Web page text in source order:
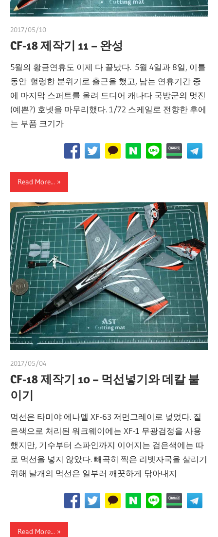
2017/05/10
CF-18 제작기 11 – 완성
5월의 황금연휴도 이제 다 끝났다. 5월 4일과 8일, 이틀
동안 헐렁한 분위기로 출근을 했고, 남는 연휴기간 중
에 마지막 스퍼트를 올려 드디어 캐나다 국방군의 멋진
(예쁜?) 호넷을 마무리했다. 1/72 스케일로 전향한 후에
는 부품 크기가
Read More...
2017/05/04
CF-18 제작기 10 – 먹선넣기와 데칼 붙
이기
먹선은 타미야 에나멜 XF-63 저먼그레이로 넣었다. 짙
은색으로 처리된 워크웨이에는 XF-1 무광검정을 사용
했지만, 기수부터 스파인까지 이어지는 검은색에는 따
로 먹선을 넣지 않았다. 빼곡히 찍은 리벳자국을 살리기
위해 날개의 먹선은 일부러 깨끗하게 닦아내지
Read More...